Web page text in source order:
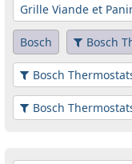
Grille Viande et
Bosch Bosch
Bosch
Bosch